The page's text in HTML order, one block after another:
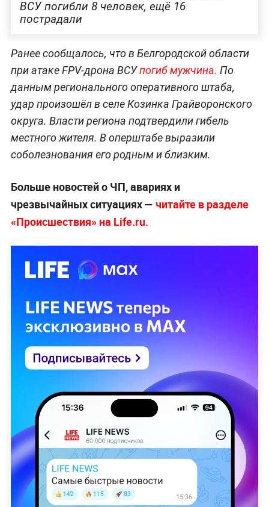
ВСУ погибли 8 человек, ещё 16
пострадали
Ранее сообщалось, что в Белгородской области
при атаке FPV-дрона ВСУпогиб мужчина. По
данным регионального оперативного штаба,
удар произошёл в селе Козинка Грайворонского
округа. Власти региона подтвердили гибель
местного жителя. В оперштабе выразили
соболезнования его родным и близким.
Больше новостей о ЧП, авариях и
чрезвычайных ситуациях — читайте в разделе
«Происшествия» на Life.ru.